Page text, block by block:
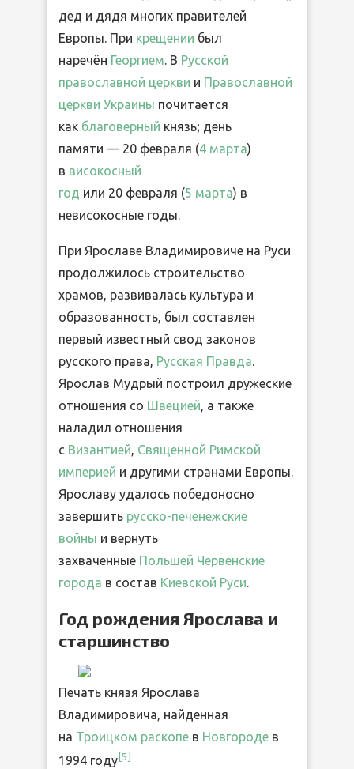
дед и дядя многих правителей
Европы. При крещении был
наречён Георгием. В Русской
православной церкви и Православной
церкви Украины почитается
как благоверный князь; день
памяти — 20 февраля (4 марта)
в високосный
год или 20 февраля (5 марта) в
невисокосные годы.
При Ярославе Владимировиче на Руси
продолжилось строительство
храмов, развивалась культура и
образованность, был составлен
первый известный свод законов
русского права, Русская Правда.
Ярослав Мудрый построил дружеские
отношения со Швецией, а также
наладил отношения
с Византией, Священной Римской
империей и другими странами Европы.
Ярославу удалось победоносно
завершить русско-печенежские
войны и вернуть
захваченные Польшей Червенские
города в состав Киевской Руси.
Год рождения Ярослава и
старшинство
Печать князя Ярослава
Владимировича, найденная
на Троицком раскопе в Новгороде в
1994 году 5